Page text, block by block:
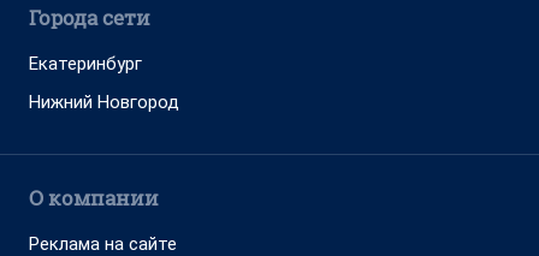
Города сети
Екатеринбург
Нижний Новгород
О компании
Реклама на сайте